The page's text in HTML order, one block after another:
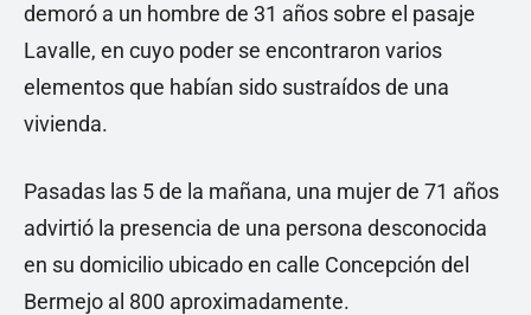
demoró a un hombre de 31 años sobre el pasaje
Lavalle, en cuyo poder se encontraron varios
elementos que habían sido sustraídos de una
vivienda.
Pasadas las 5 de la mañana, una mujer de 71 años
advirtió la presencia de una persona desconocida
en su domicilio ubicado en calle Concepción del
Bermejo al 800 aproximadamente.